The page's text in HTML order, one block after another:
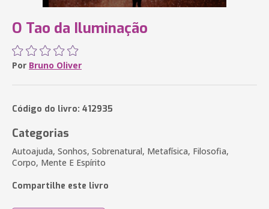
O Tao da Iluminação
Por Bruno Oliver
Código do livro: 412935
Categorias
Autoajuda, Sonhos, Sobrenatural, Metafísica, Filosofia,
Corpo, Mente E Espírito
Compartilhe este livro